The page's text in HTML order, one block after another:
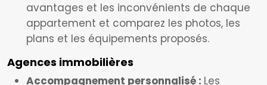
avantages et les inconvénients de chaque
appartement et comparez les photos, les
plans et les équipements proposés.
Agences immobilières
Accompagnement personnalisé : Les